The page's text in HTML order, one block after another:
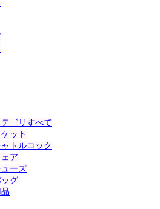
ゴリすべて
ット
トルコック
ア
ーズ
グ